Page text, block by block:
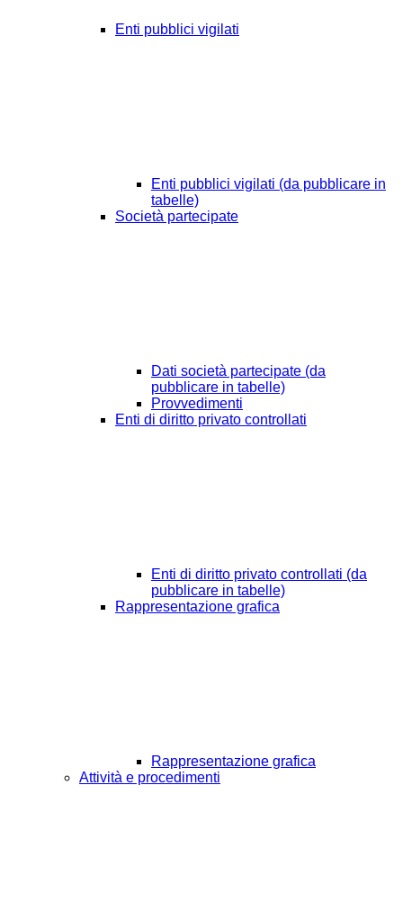
Enti pubblici vigilati
Enti pubblici vigilati (da pubblicare in
tabelle)
Società partecipate
Dati società partecipate (da
pubblicare in tabelle)
Provvedimenti
Enti di diritto privato controllati
Enti di diritto privato controllati (da
pubblicare in tabelle)
Rappresentazione grafica
Rappresentazione grafica
Attività e procedimenti